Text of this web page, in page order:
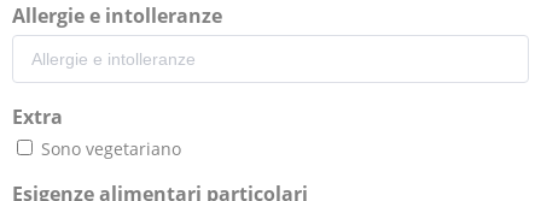
Allergie e intolleranze
Extra
Sono vegetariano
Esigenze alimentari particolari